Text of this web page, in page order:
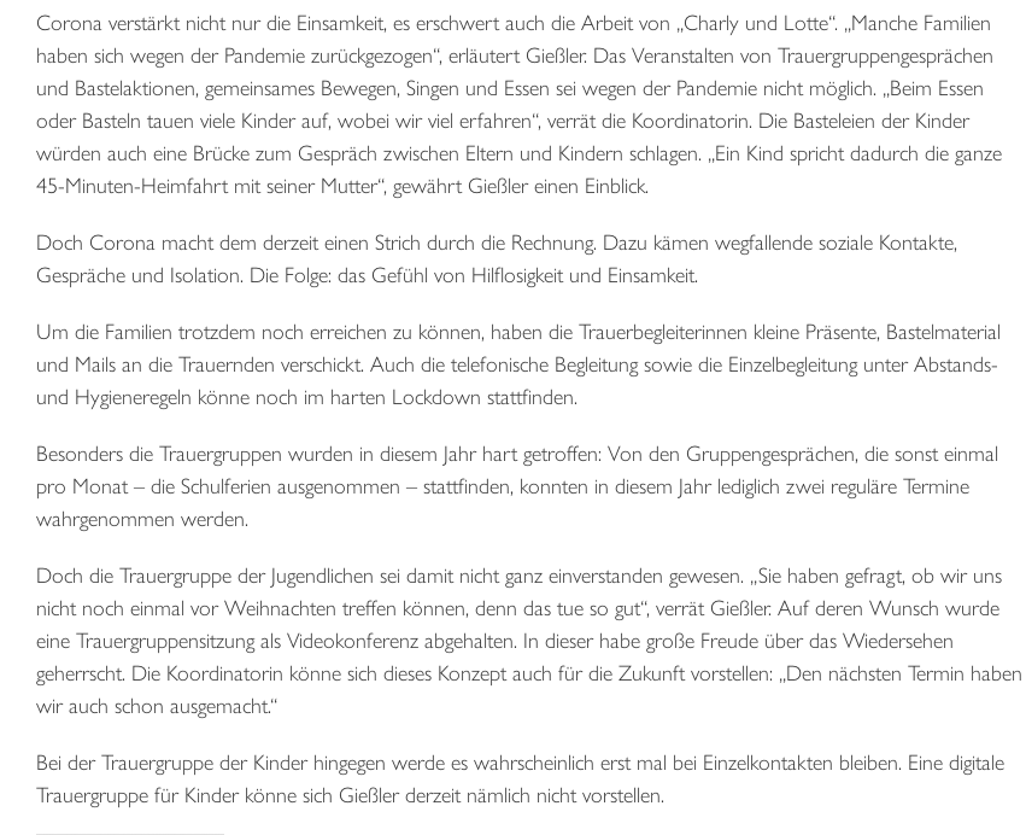
Corona verstärkt nicht nur die Einsamkeit, es erschwert auch die Arbeit von „Charly und Lotte“. „Manche Familien
haben sich wegen der Pandemie zurückgezogen“, erläutert Gießler. Das Veranstalten von Trauergruppengesprächen
und Bastelaktionen, gemeinsames Bewegen, Singen und Essen sei wegen der Pandemie nicht möglich. „Beim Essen
oder Basteln tauen viele Kinder auf, wobei wir viel erfahren“, verrät die Koordinatorin. Die Basteleien der Kinder
würden auch eine Brücke zum Gespräch zwischen Eltern und Kindern schlagen. „Ein Kind spricht dadurch die ganze
45-Minuten-Heimfahrt mit seiner Mutter“, gewährt Gießler einen Einblick.
Doch Corona macht dem derzeit einen Strich durch die Rechnung. Dazu kämen wegfallende soziale Kontakte,
Gespräche und Isolation. Die Folge: das Gefühl von Hilflosigkeit und Einsamkeit.
Um die Familien trotzdem noch erreichen zu können, haben die Trauerbegleiterinnen kleine Präsente, Bastelmaterial
und Mails an die Trauernden verschickt. Auch die telefonische Begleitung sowie die Einzelbegleitung unter Abstands-
und Hygieneregeln könne noch im harten Lockdown stattfinden.
Besonders die Trauergruppen wurden in diesem Jahr hart getroffen: Von den Gruppengesprächen, die sonst einmal
pro Monat – die Schulferien ausgenommen – stattfinden, konnten in diesem Jahr lediglich zwei reguläre Termine
wahrgenommen werden.
Doch die Trauergruppe der Jugendlichen sei damit nicht ganz einverstanden gewesen. „Sie haben gefragt, ob wir uns
nicht noch einmal vor Weihnachten treffen können, denn das tue so gut“, verrät Gießler. Auf deren Wunsch wurde
eine Trauergruppensitzung als Videokonferenz abgehalten. In dieser habe große Freude über das Wiedersehen
geherrscht. Die Koordinatorin könne sich dieses Konzept auch für die Zukunft vorstellen: „Den nächsten Termin haben
wir auch schon ausgemacht.“
Bei der Trauergruppe der Kinder hingegen werde es wahrscheinlich erst mal bei Einzelkontakten bleiben. Eine digitale
Trauergruppe für Kinder könne sich Gießler derzeit nämlich nicht vorstellen.